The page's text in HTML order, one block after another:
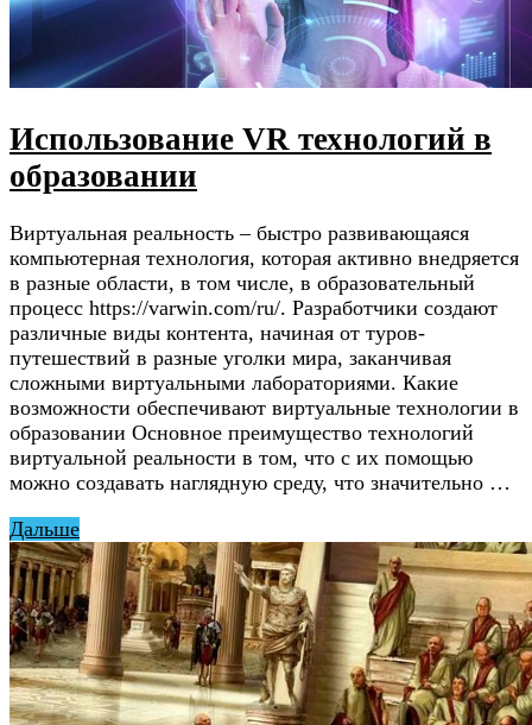
Использование VR технологий в
образовании
Виртуальная реальность – быстро развивающаяся
компьютерная технология, которая активно внедряется
в разные области, в том числе, в образовательный
процесс https://varwin.com/ru/. Разработчики создают
различные виды контента, начиная от туров-
путешествий в разные уголки мира, заканчивая
сложными виртуальными лабораториями. Какие
возможности обеспечивают виртуальные технологии в
образовании Основное преимущество технологий
виртуальной реальности в том, что с их помощью
можно создавать наглядную среду, что значительно …
Дальше